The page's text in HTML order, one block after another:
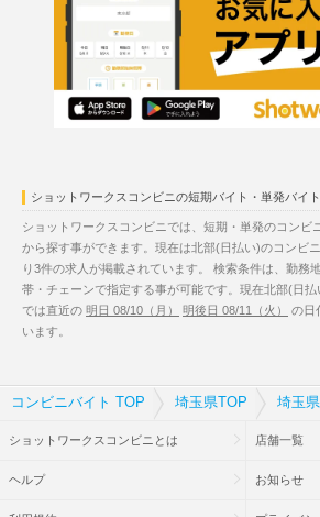
ショットワークスコンビニの短期バイト・単発バイ
ショットワークスコンビニでは、短期・単発のコンビ
から探す事ができます。現在は北部(日払い)のコンビ
り3件の求人が掲載されています。 検索条件は、勤務
帯・チェーンで指定する事が可能です。現在北部(日払
では直近の 明日 08/10（月） 明後日 08/11（火）
の日
います。
コンビニバイト TOP 埼玉県TOP 埼玉県
ショットワークスコンビニとは 店舗一覧
ヘルプ お知らせ